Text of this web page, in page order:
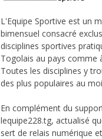
L'Equipe Sportive est un
bimensuel consacré
disciplines sportives
Togolais au pays comme
Toutes les disciplines y
des plus populaires au
En complément du
lequipe228.tg, actualisé
sert de relais numérique